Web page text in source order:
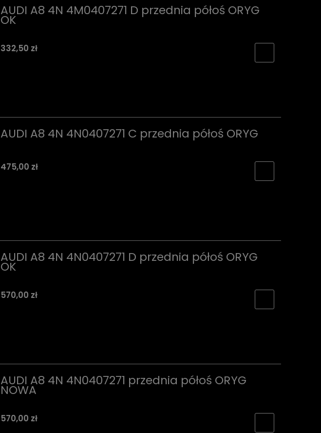
AUDI A8 4N 4M0407271 D przednia półoś ORYG
OK
332,50 zł
AUDI A8 4N 4N0407271 C przednia półoś ORYG
475,00 zł
AUDI A8 4N 4N0407271 D przednia półoś ORYG
OK
570,00 zł
AUDI A8 4N 4N0407271 przednia półoś ORYG
NOWA
570,00 zł